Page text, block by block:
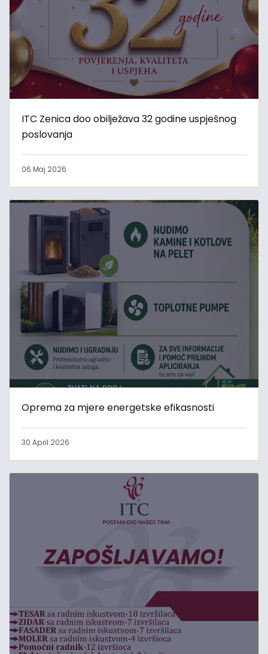
ITC Zenica doo obilježava 32 godine uspješnog
poslovanja
06 Maj 2026
Oprema za mjere energetske efikasnosti
30 April 2026